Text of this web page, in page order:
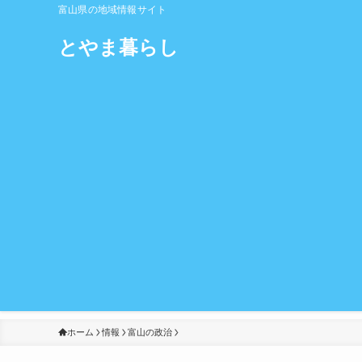
富山県の地域情報サイト
とやま暮らし
ホーム 情報 富山の政治